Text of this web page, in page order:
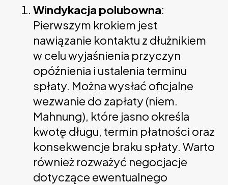
Windykacja polubowna:
Pierwszym krokiem jest
nawiązanie kontaktu z dłużnikiem
w celu wyjaśnienia przyczyn
opóźnienia i ustalenia terminu
spłaty. Można wysłać oficjalne
wezwanie do zapłaty (niem.
Mahnung), które jasno określa
kwotę długu, termin płatności oraz
konsekwencje braku spłaty. Warto
również rozważyć negocjacje
dotyczące ewentualnego